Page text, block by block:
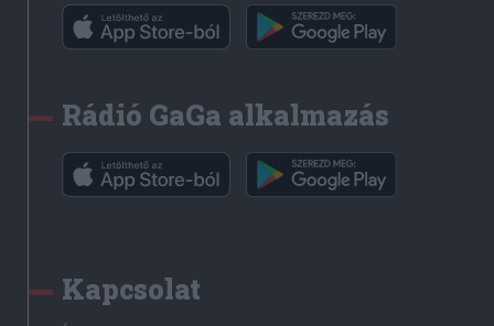
Rádió GaGa alkalmazás
Kapcsolat